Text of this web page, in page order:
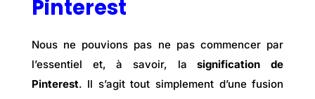
Pinterest
Nous ne pouvions pas ne pas commencer par
l’essentiel et, à savoir, lasignification de
Pinterest. Il s’agit tout simplement d’une fusion